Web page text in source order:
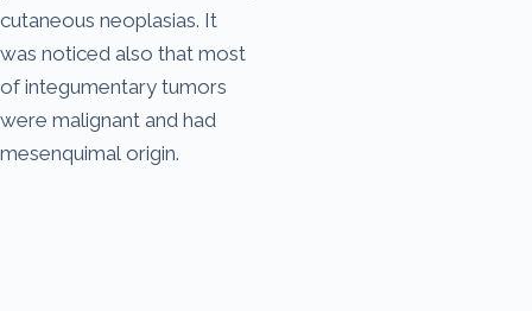
cutaneous neoplasias. It
was noticed also that most
of integumentary tumors
were malignant and had
mesenquimal origin.